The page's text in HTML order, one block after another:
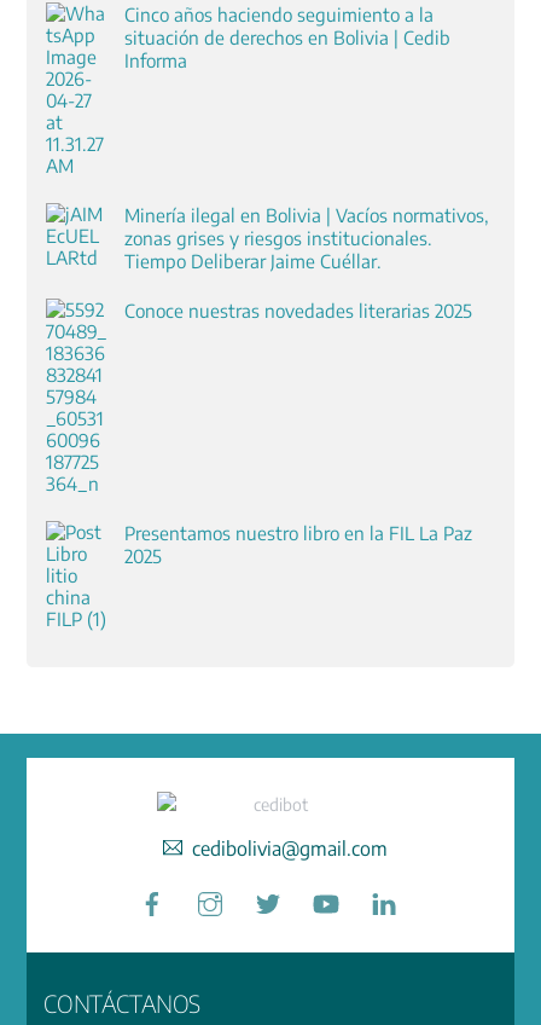
Cinco años haciendo seguimiento a la
situación de derechos en Bolivia | Cedib
Informa
Minería ilegal en Bolivia | Vacíos normativos,
zonas grises y riesgos institucionales.
Tiempo Deliberar Jaime Cuéllar.
Conoce nuestras novedades literarias 2025
Presentamos nuestro libro en la FIL La Paz
2025
cedibolivia@gmail.com
Facebook YouTube
CONTÁCTANOS